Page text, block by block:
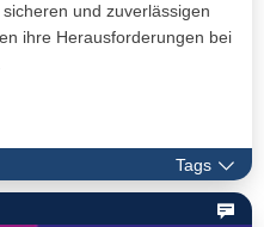
und zuverlässigen
ihre Herausforderungen bei
Tags